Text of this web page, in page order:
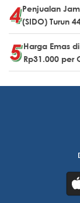
Penjualan
(SIDO) Turun
Harga Emas
Rp31.000 per